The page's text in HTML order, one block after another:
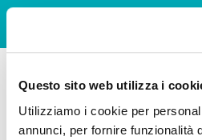
Questo sito web utilizza i
Utilizziamo i cookie per
annunci, per fornire funzionalità